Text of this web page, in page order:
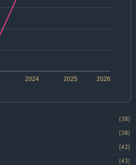
2024 2026
2025
(38)
(38)
(42)
(43)